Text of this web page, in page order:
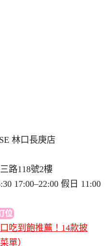
林口長庚店
路118號2樓
17:00–22:00 假日 11:00
位
吃到飽推薦！14款披
單）